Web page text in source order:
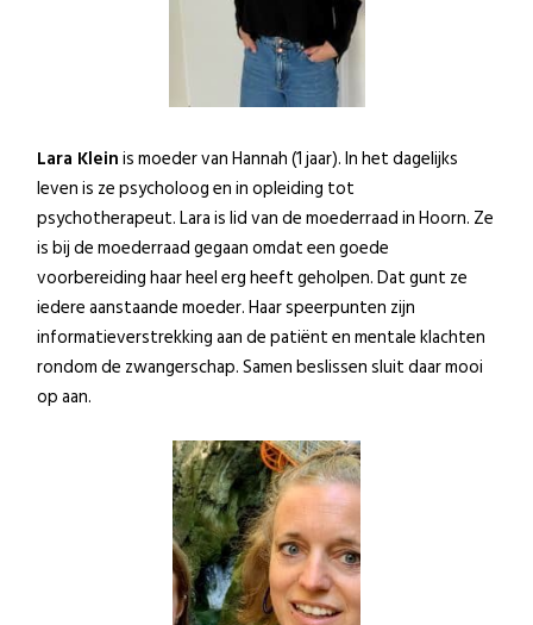
Lara Kleinis moeder van Hannah (1 jaar). In het dagelijks
leven is ze psycholoog en in opleiding tot
psychotherapeut. Lara is lid van de moederraad in Hoorn. Ze
is bij de moederraad gegaan omdat een goede
voorbereiding haar heel erg heeft geholpen. Dat gunt ze
iedere aanstaande moeder. Haar speerpunten zijn
informatieverstrekking aan de patiënt en mentale klachten
rondom de zwangerschap. Samen beslissen sluit daar mooi
op aan.